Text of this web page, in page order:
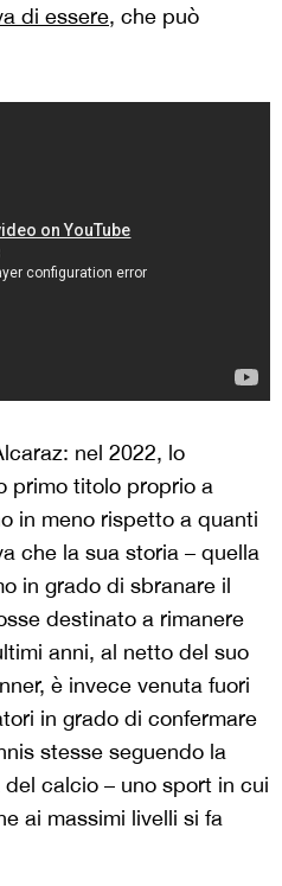
di essere, che può
nel 2022, lo
primo titolo proprio a
in meno rispetto a quanti
che la sua storia – quella
in grado di sbranare il
destinato a rimanere
anni, al netto del suo
è invece venuta fuori
in grado di confermare
stesse seguendo la
calcio – uno sport in cui
ai massimi livelli si fa